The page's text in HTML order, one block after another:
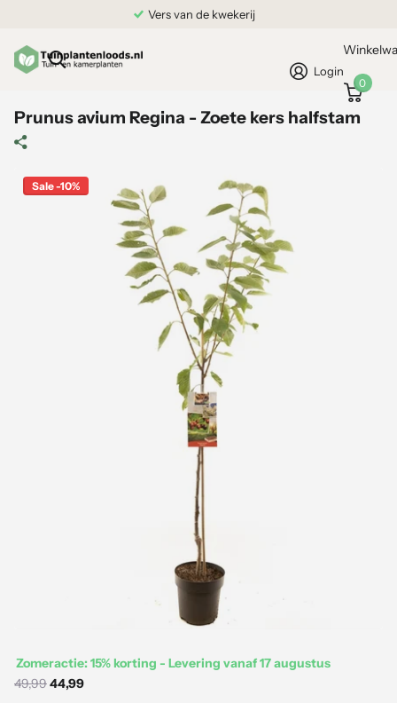
Vers van de kwekerij
Login
0
Prunus avium Regina - Zoete kers halfstam
Sale -10%
Zomeractie: 15% korting - Levering vanaf 17 augustus
49,9944,99